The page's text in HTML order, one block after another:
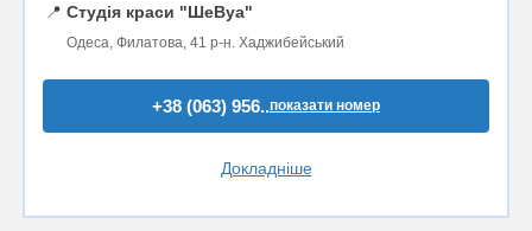
📍 Студія краси "ШеВуа"
Одеса, Филатова, 41 р-н. Хаджибейський
+38 (063) 956..показати номер
Докладніше